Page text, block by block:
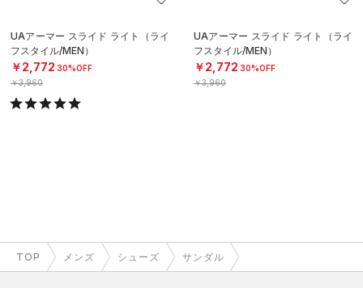
UAアーマー スライド ライト（ライ
フスタイル/MEN）
￥2,772 30%OFF
￥3,960
UAアーマー スライド ライト（ライ
フスタイル/MEN）
￥2,772 30%OFF
￥3,960
TOP メンズ シューズ サンダル